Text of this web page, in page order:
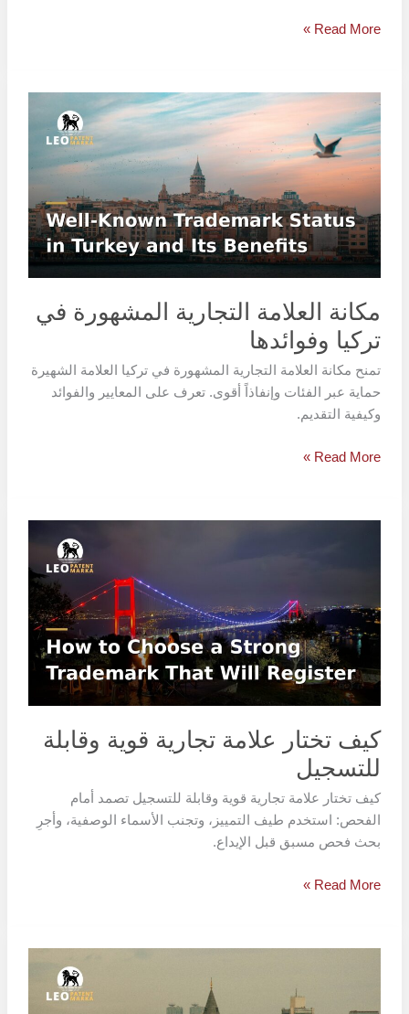
Read More »
مكانة العلامة التجارية المشهورة في
تركيا وفوائدها
تمنح مكانة العلامة التجارية المشهورة في تركيا العلامة الشهيرة
حماية عبر الفئات وإنفاذاً أقوى. تعرف على المعايير والفوائد
وكيفية التقديم.
مكانة
العلامة
التجارية
المشهورة
في
تركيا
وفوائدها
Read More »
كيف تختار علامة تجارية قوية وقابلة
للتسجيل
كيف تختار علامة تجارية قوية وقابلة للتسجيل تصمد أمام
الفحص: استخدم طيف التمييز، وتجنب الأسماء الوصفية، وأجرِ
بحث فحص مسبق قبل الإيداع.
قوية
وقابلة
للتسجيل
Read More »